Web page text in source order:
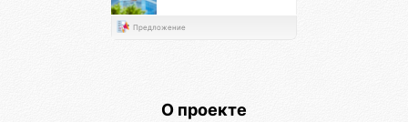
Предложение
О проекте